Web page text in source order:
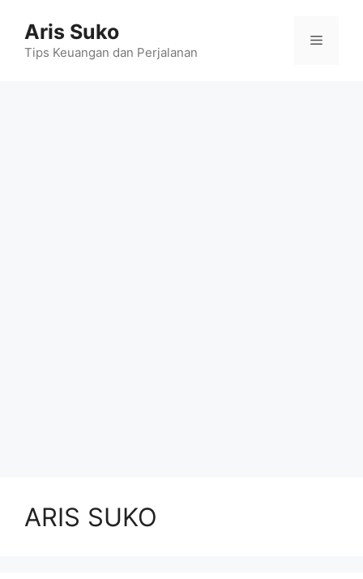
content
Aris Suko
Tips Keuangan dan Perjalanan
Menu
ARIS SUKO